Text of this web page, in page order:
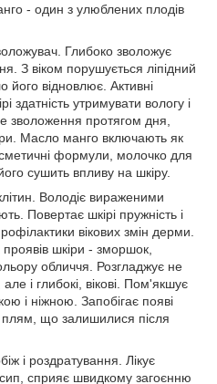
- один з улюблених плодів
Глибоко зволожує
З віком порушується ліпідний
відновлює. Активні
здатність утримувати вологу і
зволоження протягом дня,
Масло манго включають як
формули, молочко для
сушить впливу на шкіру.
Володіє вираженими
Повертає шкірі пружність і
вікових змін дерми.
шкіри - зморшок,
обличчя. Розгладжує не
але і глибокі, вікові. Пом'якшує
і ніжною. Запобігає появі
плям, що залишилися після
і роздратування. Лікує
сприяє швидкому загоєнню